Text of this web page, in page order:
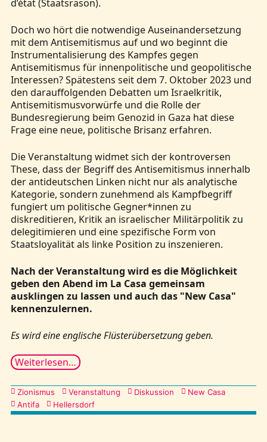
d’état (Staatsräson).
Doch wo hört die notwendige Auseinandersetzung
mit dem Antisemitismus auf und wo beginnt die
Instrumentalisierung des Kampfes gegen
Antisemitismus für innenpolitische und geopolitische
Interessen? Spätestens seit dem 7. Oktober 2023 und
den darauffolgenden Debatten um Israelkritik,
Antisemitismusvorwürfe und die Rolle der
Bundesregierung beim Genozid in Gaza hat diese
Frage eine neue, politische Brisanz erfahren.
Die Veranstaltung widmet sich der kontroversen
These, dass der Begriff des Antisemitismus innerhalb
der antideutschen Linken nicht nur als analytische
Kategorie, sondern zunehmend als Kampfbegriff
fungiert um politische Gegner*innen zu
diskreditieren, Kritik an israelischer Militärpolitik zu
delegitimieren und eine spezifische Form von
Staatsloyalität als linke Position zu inszenieren.
Nach der Veranstaltung wird es die Möglichkeit
geben den Abend im La Casa gemeinsam
ausklingen zu lassen und auch das "New Casa"
kennenzulernen.
Es wird eine englische Flüsterübersetzung geben.
Weiterlesen…
Kategorien
Zionismus Veranstaltung Diskussion
New Casa
Antifa
Hellersdorf